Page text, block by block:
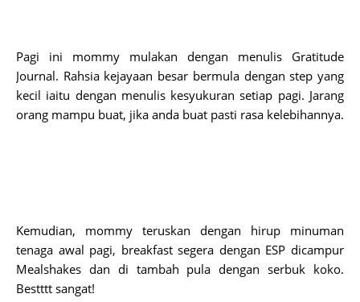
Pagi ini mommy mulakan dengan menulis Gratitude
Journal. Rahsia kejayaan besar bermula dengan step yang
kecil iaitu dengan menulis kesyukuran setiap pagi. Jarang
Kemudian, mommy teruskan dengan hirup minuman
tenaga awal pagi, breakfast segera dengan ESP dicampur
Mealshakes dan di tambah pula dengan serbuk koko.
Bestttt sangat!